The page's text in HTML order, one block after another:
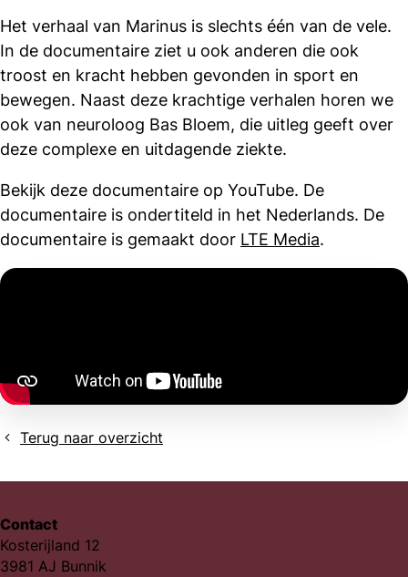
Het verhaal van Marinus is slechts één van de vele.
In de documentaire ziet u ook anderen die ook
troost en kracht hebben gevonden in sport en
bewegen. Naast deze krachtige verhalen horen we
ook van neuroloog Bas Bloem, die uitleg geeft over
deze complexe en uitdagende ziekte.
Bekijk deze documentaire op YouTube. De
documentaire is ondertiteld in het Nederlands. De
documentaire is gemaakt door LTE Media.
Terug naar overzicht
Contact
Kosterijland 12
3981 AJ Bunnik